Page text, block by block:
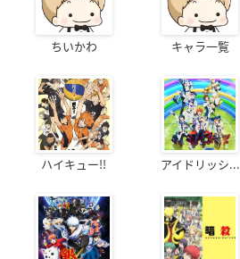
ちいかわ キャラ一覧
ハイキュー!! アイドリッシ...